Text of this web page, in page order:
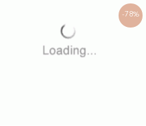
-78%